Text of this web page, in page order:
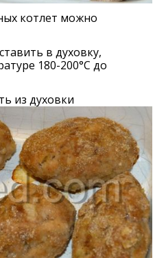
котлет можно
в духовку,
180-200°С до
из духовки